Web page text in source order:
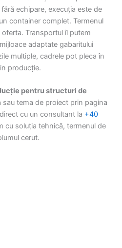
echipare, execuția este de
container complet. Termenul
Transportul îl putem
adaptate gabaritului
multiple, cadrele pot pleca în
producție.
pentru structuri de
sau tema de proiect prin pagina
cu un consultant la +40
cu soluția tehnică, termenul de
cerut.